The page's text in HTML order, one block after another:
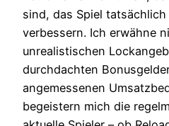
sind, das Spiel
verbessern. Ich erwähne
unrealistischen
durchdachten
angemessenen
begeistern mich die